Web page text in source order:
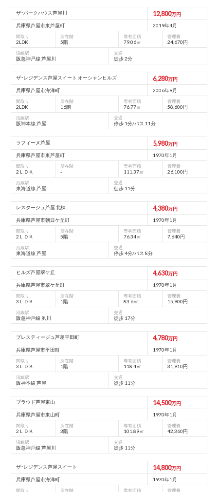
ザ・パークハウス芦屋川 12,800万円
兵庫県芦屋市東芦屋町
2019年4月
間取り
2LDK
所在階
5階
専有面積
79.06㎡
管理費
24,670円
沿線駅
阪急神戸線 芦屋川
交通
徒歩 2分
ザ・レジデンス芦屋スイート オーシャンヒルズ 6,280万円
兵庫県芦屋市海洋町
2006年9月
間取り
2LDK
所在階
16階
専有面積
76.77㎡
管理費
58,600円
沿線駅
阪神本線 芦屋
交通
停歩 1分/バス 11分
ラフィーヌ芦屋 5,980万円
兵庫県芦屋市東芦屋町
1970年1月
間取り
2ＬＤＫ
所在階
-
専有面積
111.37㎡
管理費
26,100円
沿線駅
東海道線 芦屋
交通
徒歩 11分
レスタージュ芦屋 北棟 4,380万円
兵庫県芦屋市朝⽇ケ丘町
1970年1月
間取り
2ＬＤＫ
所在階
5階
専有面積
76.34㎡
管理費
7,640円
沿線駅
東海道線 芦屋
交通
停歩 4分/バス 8分
ヒルズ芦屋翠ケ丘 4,630万円
兵庫県芦屋市翠ケ丘町
1970年1月
間取り
3ＬＤＫ
所在階
1階
専有面積
83.6㎡
管理費
15,900円
沿線駅
阪急神⼾線 夙川
交通
徒歩 17分
プレスティージュ芦屋平⽥町 4,780万円
兵庫県芦屋市平⽥町
1970年1月
間取り
3ＬＤＫ
所在階
1階
専有面積
118.4㎡
管理費
31,910円
沿線駅
阪神本線 芦屋
交通
徒歩 11分
プラウド芦屋東⼭ 14,500万円
兵庫県芦屋市東⼭町
1970年1月
間取り
2ＬＤＫ
所在階
3階
専有面積
101.89㎡
管理費
42,360円
沿線駅
阪急神⼾線 芦屋川
交通
徒歩 11分
ザ・レジデンス芦屋スイート 14,800万円
兵庫県芦屋市海洋町
1970年1月
間取り 所在階 専有面積 管理費